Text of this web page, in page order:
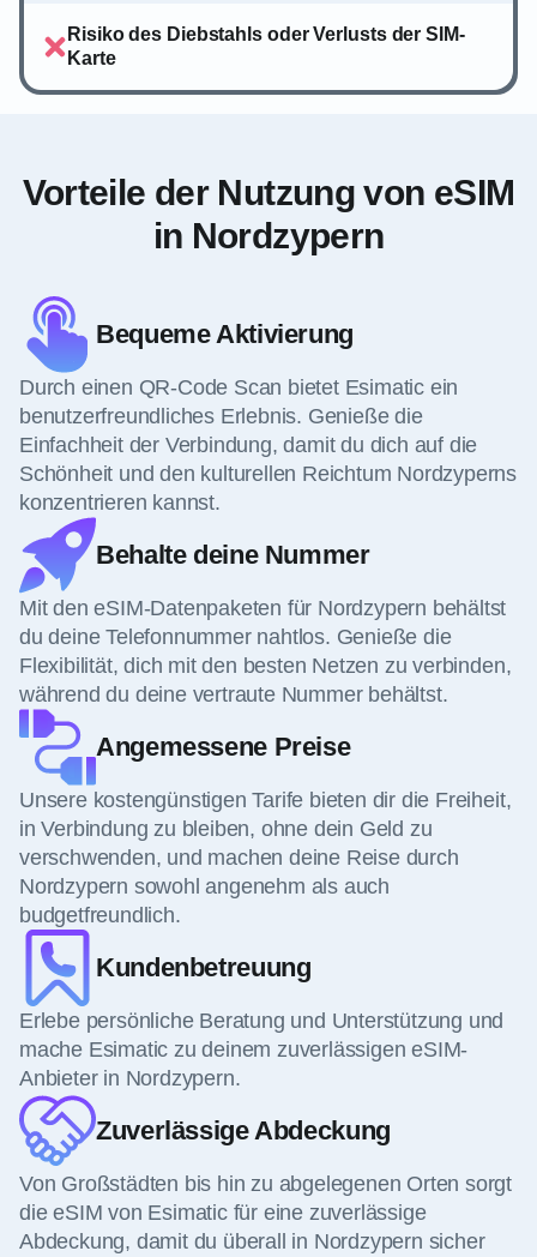
Risiko des Diebstahls oder Verlusts der SIM-
Karte
Vorteile der Nutzung von eSIM
in Nordzypern
Bequeme Aktivierung
Durch einen QR-Code Scan bietet Esimatic ein
benutzerfreundliches Erlebnis. Genieße die
Einfachheit der Verbindung, damit du dich auf die
Schönheit und den kulturellen Reichtum Nordzyperns
konzentrieren kannst.
Behalte deine Nummer
Mit den eSIM-Datenpaketen für Nordzypern behältst
du deine Telefonnummer nahtlos. Genieße die
Flexibilität, dich mit den besten Netzen zu verbinden,
während du deine vertraute Nummer behältst.
Angemessene Preise
Unsere kostengünstigen Tarife bieten dir die Freiheit,
in Verbindung zu bleiben, ohne dein Geld zu
verschwenden, und machen deine Reise durch
Nordzypern sowohl angenehm als auch
budgetfreundlich.
Kundenbetreuung
Erlebe persönliche Beratung und Unterstützung und
mache Esimatic zu deinem zuverlässigen eSIM-
Anbieter in Nordzypern.
Zuverlässige Abdeckung
Von Großstädten bis hin zu abgelegenen Orten sorgt
die eSIM von Esimatic für eine zuverlässige
Abdeckung, damit du überall in Nordzypern sicher